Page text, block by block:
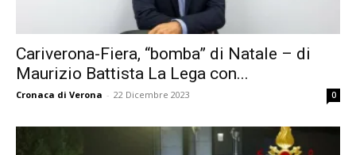
Cariverona-Fiera, “bomba” di Natale – di
Maurizio Battista La Lega con...
Cronaca di Verona - 22 Dicembre 2023 0